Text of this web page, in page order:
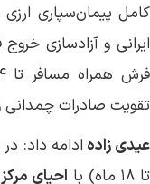
کامل پیمان‌سپاری
ایرانی و آزادسازی
تقویت صادرات چمدانی
عیدی زاده ادامه داد: در
تا ۱۸ ماه) با
احیای